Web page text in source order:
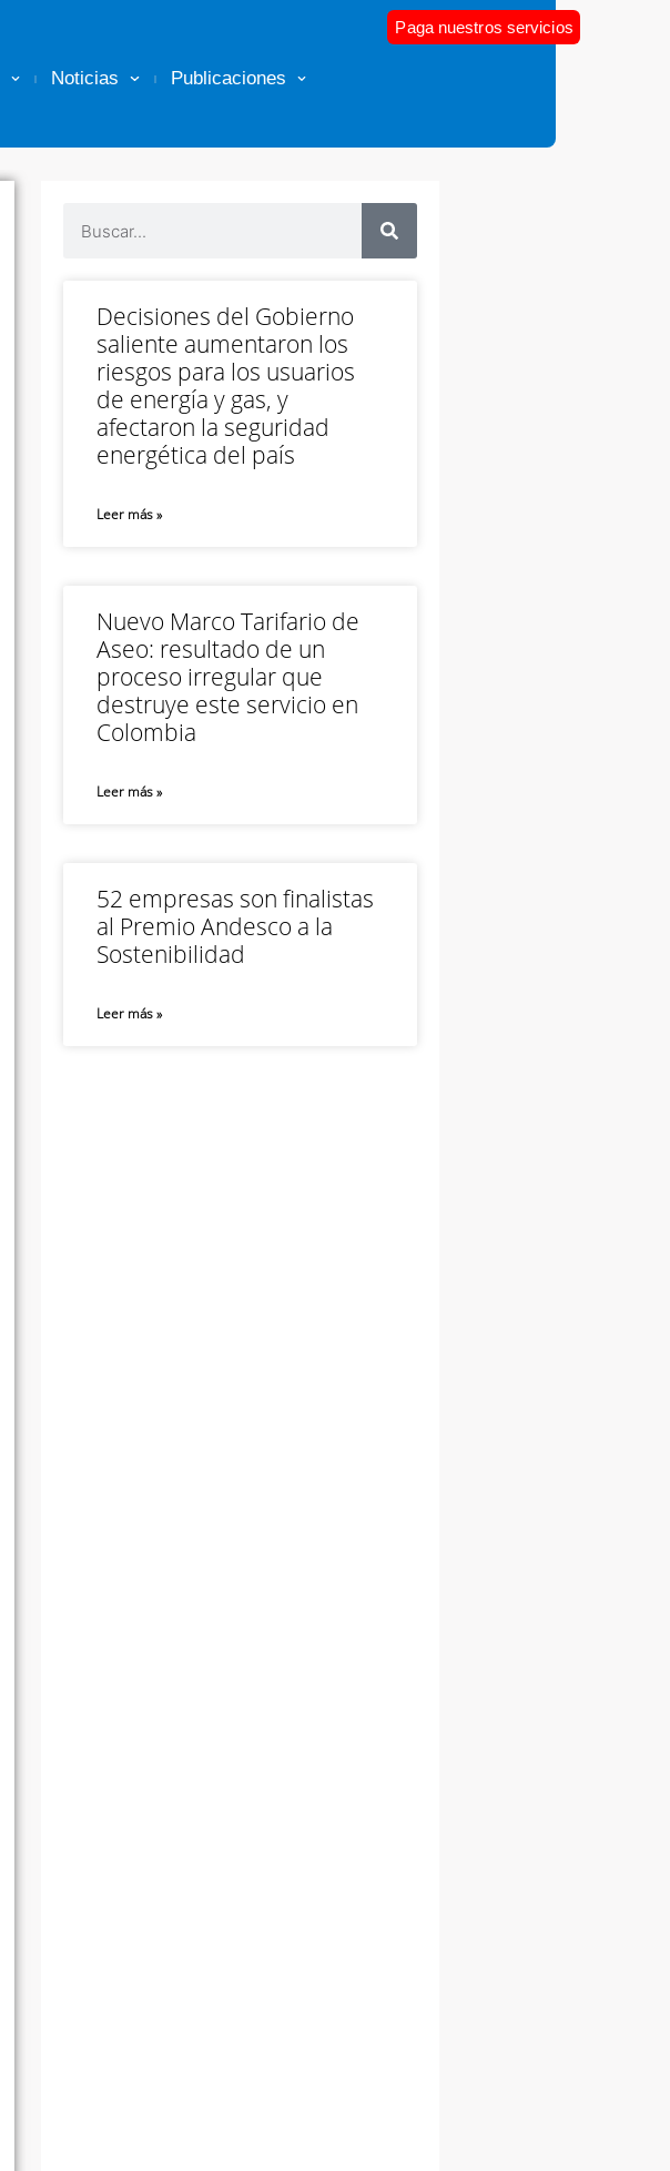
Noticias Publicaciones
Paga nuestros servicios
Decisiones del Gobierno
saliente aumentaron los
riesgos para los usuarios
de energía y gas, y
afectaron la seguridad
energética del país
Leer más »
Nuevo Marco Tarifario de
Aseo: resultado de un
proceso irregular que
destruye este servicio en
Colombia
Leer más »
52 empresas son finalistas
al Premio Andesco a la
Sostenibilidad
Leer más »